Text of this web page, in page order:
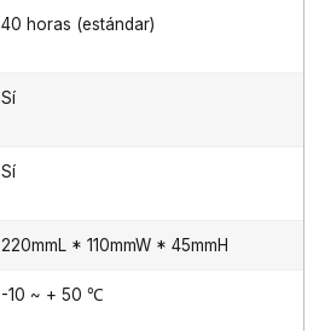
40 horas (estándar)
Sí
Sí
220mmL * 110mmW * 45mmH
-10 ~ + 50 ℃